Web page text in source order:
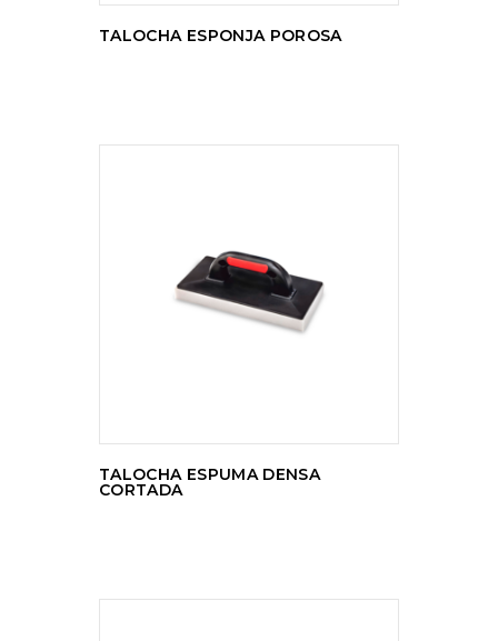
TALOCHA ESPONJA POROSA
LER MAIS
TALOCHA ESPUMA DENSA
CORTADA